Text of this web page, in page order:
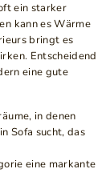
ein starker
kann es Wärme
bringt es
Entscheidend
eine gute
in denen
Sofa sucht, das
eine markante